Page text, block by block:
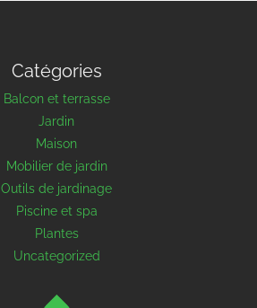
Catégories
Balcon et terrasse
Jardin
Maison
Mobilier de jardin
Outils de jardinage
Piscine et spa
Plantes
Uncategorized